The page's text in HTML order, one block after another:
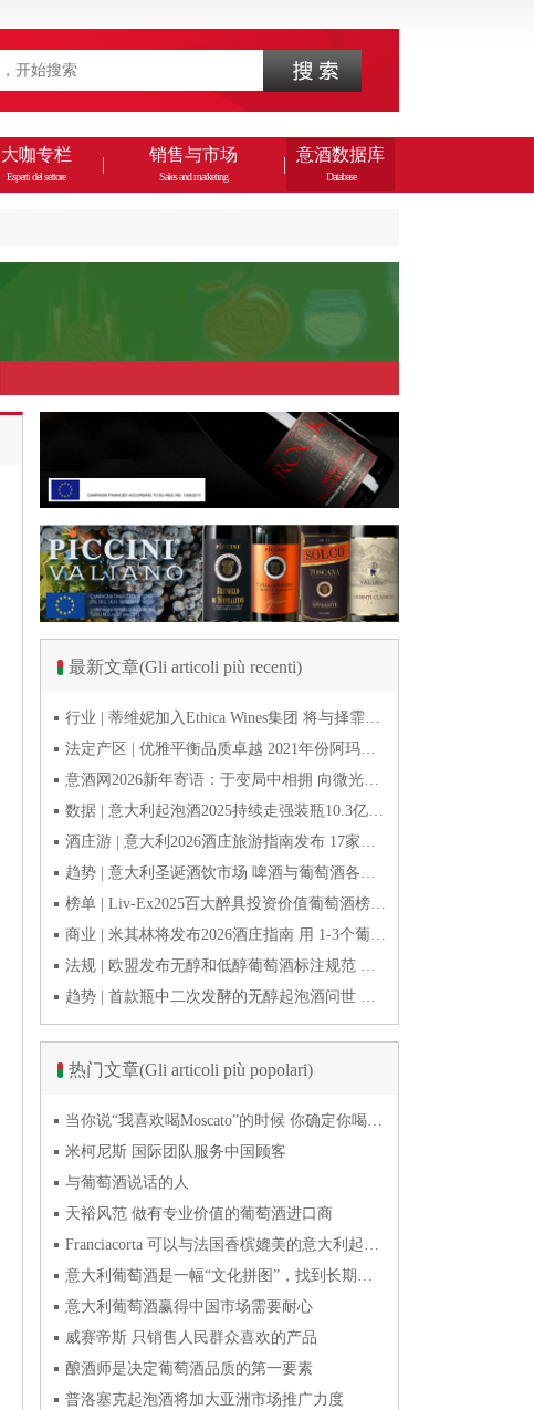
大咖专栏
Esperti del settore
销售与市场
Sales and marketing
意酒数据库
Database
最新文章(Gli articoli più recenti)
行业 | 蒂维妮加入Ethica Wines集团 将与择霏罗共拓中国市场
法定产区 | 优雅平衡品质卓越 2021年份阿玛罗尼Amarone全球预品会落幕
意酒网2026新年寄语：于变局中相拥 向微光而前行
数据 | 意大利起泡酒2025持续走强装瓶10.3亿瓶 普罗塞克风靡全球
酒庄游 | 意大利2026酒庄旅游指南发布 17家葡萄酒博物馆别错过
趋势 | 意大利圣诞酒饮市场 啤酒与葡萄酒各自精彩
榜单 | Liv-Ex2025百大醉具投资价值葡萄酒榜单发布 20款意酒入选
商业 | 米其林将发布2026酒庄指南 用 1-3个葡萄串为部分酒庄评级
法规 | 欧盟发布无醇和低醇葡萄酒标注规范 无醇酒可以被种出来吗
趋势 | 首款瓶中二次发酵的无醇起泡酒问世 意大利酿酒师用特种酵母开创历史
热门文章(Gli articoli più popolari)
当你说“我喜欢喝Moscato”的时候 你确定你喝的到底是什么吗？
米柯尼斯 国际团队服务中国顾客
与葡萄酒说话的人
天裕风范 做有专业价值的葡萄酒进口商
Franciacorta 可以与法国香槟媲美的意大利起泡酒
意大利葡萄酒是一幅“文化拼图”，找到长期合作伙伴最具挑战
意大利葡萄酒赢得中国市场需要耐心
威赛帝斯 只销售人民群众喜欢的产品
酿酒师是决定葡萄酒品质的第一要素
普洛塞克起泡酒将加大亚洲市场推广力度